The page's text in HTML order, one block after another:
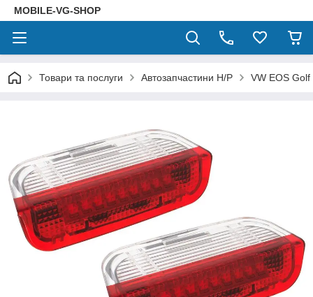
MOBILE-VG-SHOP
Товари та послуги Автозапчастини Н/Р VW EOS Golf